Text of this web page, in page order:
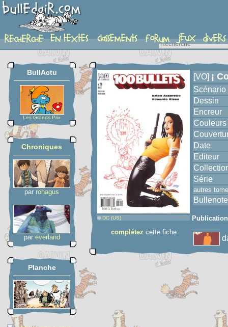
album
BullActu
Les Grands Prix
Chroniques
par rohagus
par everland
Planche
© DC (US)
complétez cette fiche
[VO] ¡
Scénario
Dessin
Encreur
Couleurs
Date
Editeur
Série
autres
Bullenote